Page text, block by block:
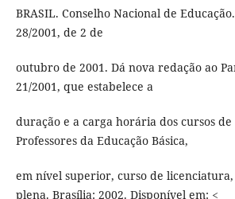
BRASIL. Conselho Nacional de
28/2001, de 2 de
outubro de 2001. Dá nova redação ao
21/2001, que estabelece a
duração e a carga horária dos cursos de
Professores da Educação Básica,
em nível superior, curso de
plena. Brasília: 2002. Disponível em: <